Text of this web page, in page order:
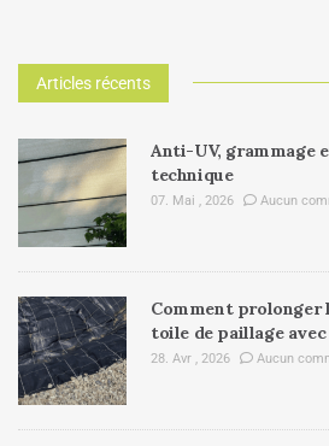
Articles récents
Anti-UV, grammage
technique
07. Mai , 2026 Aucun
Comment prolonger
toile de paillage avec
28. Avr , 2026 Aucun